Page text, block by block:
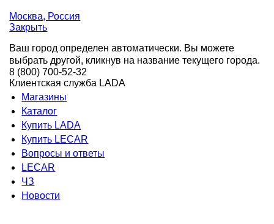
Москва, Россия
Закрыть
Ваш город определен автоматически. Вы можете
выбрать другой, кликнув на название текущего города.
8 (800) 700-52-32
Клиентская служба LADA
Магазины
Каталог
Купить LADA
Купить LECAR
Вопросы и ответы
LECAR
ЧЗ
Новости